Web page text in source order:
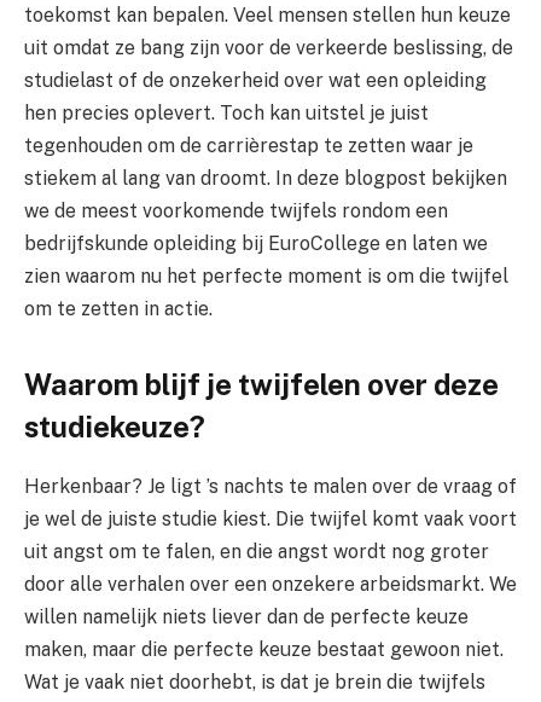
toekomst kan bepalen. Veel mensen stellen hun keuze
uit omdat ze bang zijn voor de verkeerde beslissing, de
studielast of de onzekerheid over wat een opleiding
hen precies oplevert. Toch kan uitstel je juist
tegenhouden om de carrièrestap te zetten waar je
stiekem al lang van droomt. In deze blogpost bekijken
we de meest voorkomende twijfels rondom een
bedrijfskunde opleiding bij EuroCollege en laten we
zien waarom nu het perfecte moment is om die twijfel
om te zetten in actie.
Waarom blijf je twijfelen over deze
studiekeuze?
Herkenbaar? Je ligt ’s nachts te malen over de vraag of
je wel de juiste studie kiest. Die twijfel komt vaak voort
uit angst om te falen, en die angst wordt nog groter
door alle verhalen over een onzekere arbeidsmarkt. We
willen namelijk niets liever dan de perfecte keuze
maken, maar die perfecte keuze bestaat gewoon niet.
Wat je vaak niet doorhebt, is dat je brein die twijfels